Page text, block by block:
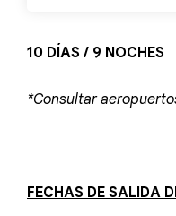
10 DÍAS / 9 NOCHES
*Consultar
FECHAS DE SALIDA